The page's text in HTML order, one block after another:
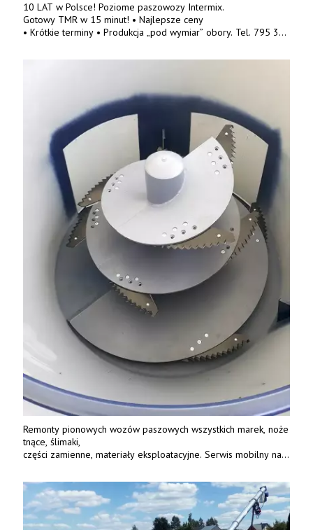
10 LAT w Polsce! Poziome paszowozy Intermix.
Gotowy TMR w 15 minut! • Najlepsze ceny
• Krótkie terminy • Produkcja „pod wymiar” obory. Tel. 795 319
www.masteragro.eu
Remonty pionowych wozów paszowych wszystkich marek, noże
tnące, ślimaki,
części zamienne, materiały eksploatacyjne. Serwis mobilny na
Tel.: 61 285 38 61, 603 626 688.